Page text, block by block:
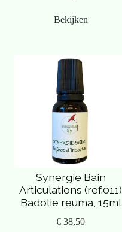
Bekijken
Synergie Bain
Articulations (ref.011)
Badolie reuma, 15ml
€ 38,50